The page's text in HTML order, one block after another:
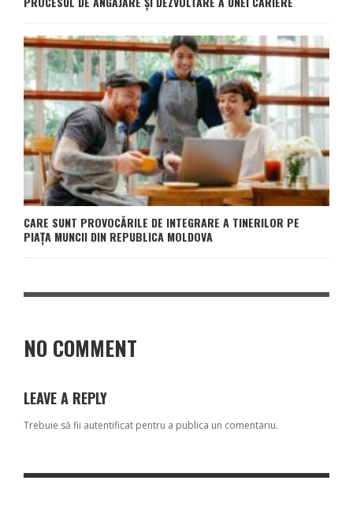
CARE SUNT PROVOCĂRILE DE INTEGRARE A TINERILOR PE
PIAȚA MUNCII DIN REPUBLICA MOLDOVA
NO COMMENT
LEAVE A REPLY
Trebuie să fii autentificat pentru a publica un comentariu.